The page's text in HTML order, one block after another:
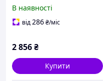
кулькові стійки на 360
градусів, кріплення
В наявності
від286₴/міс
2 856₴
Купити